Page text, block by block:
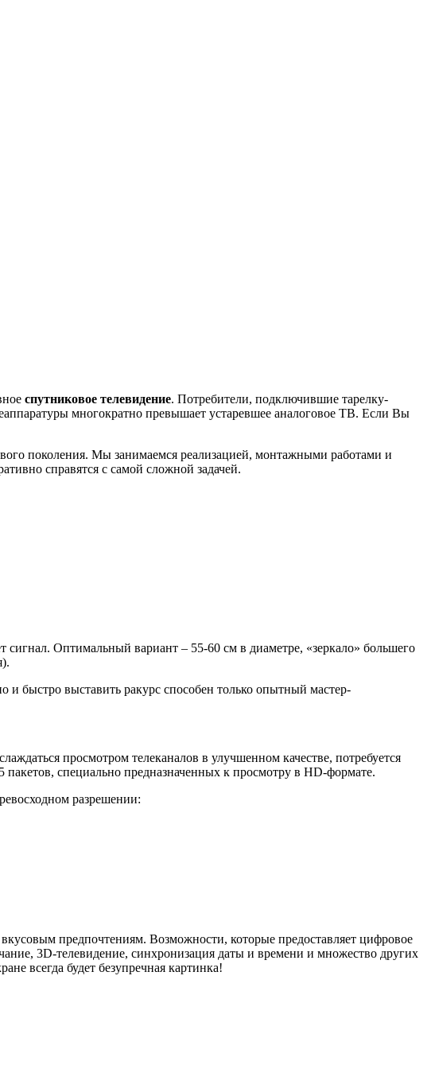
спутниковое телевидение. Потребители, подключившие тарелку-
многократно превышает устаревшее аналоговое ТВ. Если Вы
поколения. Мы занимаемся реализацией, монтажными работами и
справятся с самой сложной задачей.
сигнал. Оптимальный вариант – 55-60 см в диаметре, «зеркало» большего
и быстро выставить ракурс способен только опытный мастер-
просмотром телеканалов в улучшенном качестве, потребуется
специально предназначенных к просмотру в HD-формате.
разрешении:
предпочтениям. Возможности, которые предоставляет цифровое
3D-телевидение, синхронизация даты и времени и множество других
всегда будет безупречная картинка!